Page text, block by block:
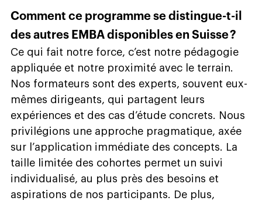
Comment ce programme se distingue-t-il
des autres EMBA disponibles en Suisse ?
Ce qui fait notre force, c’est notre pédagogie
appliquée et notre proximité avec le terrain.
Nos formateurs sont des experts, souvent eux-
mêmes dirigeants, qui partagent leurs
expériences et des cas d’étude concrets. Nous
privilégions une approche pragmatique, axée
sur l’application immédiate des concepts. La
taille limitée des cohortes permet un suivi
individualisé, au plus près des besoins et
aspirations de nos participants. De plus,